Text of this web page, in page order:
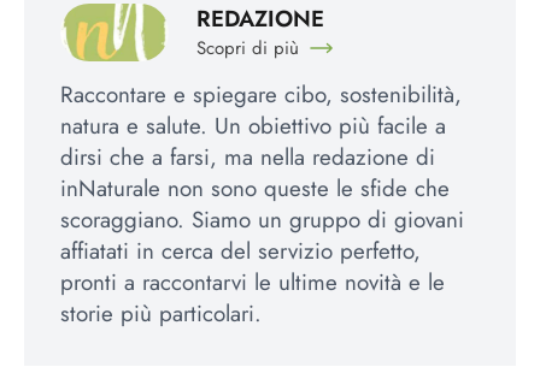
REDAZIONE
Scopri di più
Raccontare e spiegare cibo, sostenibilità,
natura e salute. Un obiettivo più facile a
dirsi che a farsi, ma nella redazione di
inNaturale non sono queste le sfide che
scoraggiano. Siamo un gruppo di giovani
affiatati in cerca del servizio perfetto,
pronti a raccontarvi le ultime novità e le
storie più particolari.